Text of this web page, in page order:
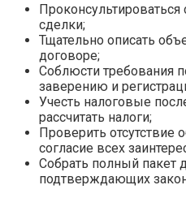
сделки;
Тщательно описать
договоре;
Соблюсти требования
заверению и
Учесть налоговые
рассчитать налоги;
Проверить отсутствие
согласие всех
Собрать полный пакет
подтверждающих